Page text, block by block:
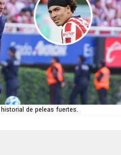
de peleas fuertes.